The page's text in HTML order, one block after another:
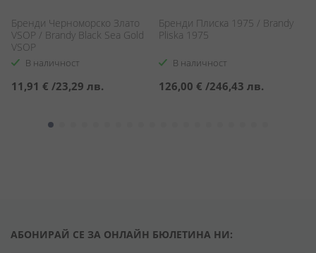
Бренди Черноморско Злато
VSOP / Brandy Black Sea Gold
VSOP
В наличност
11,91 € /23,29 лв.
Бренди Плиска 1975 / Brandy
Pliska 1975
В наличност
126,00 € /246,43 лв.
АБОНИРАЙ СЕ ЗА ОНЛАЙН БЮЛЕТИНА НИ: